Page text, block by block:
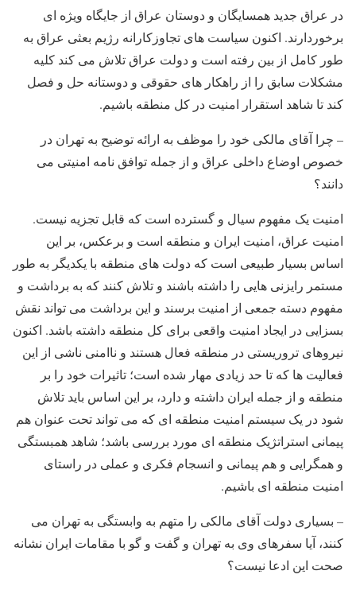
در عراق جدید همسایگان و دوستان عراق از جایگاه ویژه ای
برخوردارند. اکنون سیاست های تجاوزکارانه رژیم بعثی عراق به
طور کامل از بین رفته است و دولت عراق تلاش می کند کلیه
مشکلات سابق را از راهکار های حقوقی و دوستانه حل و فصل
کند تا شاهد استقرار امنیت در کل منطقه باشیم.
– چرا آقای مالکی خود را موظف به ارائه توضیح به تهران در
خصوص اوضاع داخلی عراق و از جمله توافق نامه امنیتی می
دانند؟
امنیت یک مفهوم سیال و گسترده است که قابل تجزیه نیست.
امنیت عراق، امنیت ایران و منطقه است و برعکس، بر این
اساس بسیار طبیعی است که دولت های منطقه با یکدیگر به طور
مستمر رایزنی هایی را داشته باشند و تلاش کنند که به برداشت و
مفهوم دسته جمعی از امنیت برسند و این برداشت می تواند نقش
بسزایی در ایجاد امنیت واقعی برای کل منطقه داشته باشد. اکنون
نیروهای تروریستی در منطقه فعال هستند و ناامنی ناشی از این
فعالیت ها که تا حد زیادی مهار شده است؛ تاثیرات خود را بر
منطقه و از جمله ایران داشته و دارد، بر این اساس باید تلاش
شود در یک سیستم امنیت منطقه ای که می تواند تحت عنوان هم
پیمانی استراتژیک منطقه ای مورد بررسی باشد؛ شاهد همبستگی
و همگرایی و هم پیمانی و انسجام فکری و عملی در راستای
امنیت منطقه ای باشیم.
– بسیاری دولت آقای مالکی را متهم به وابستگی به تهران می
کنند، آیا سفرهای وی به تهران و گفت و گو با مقامات ایران نشانه
صحت این ادعا نیست؟